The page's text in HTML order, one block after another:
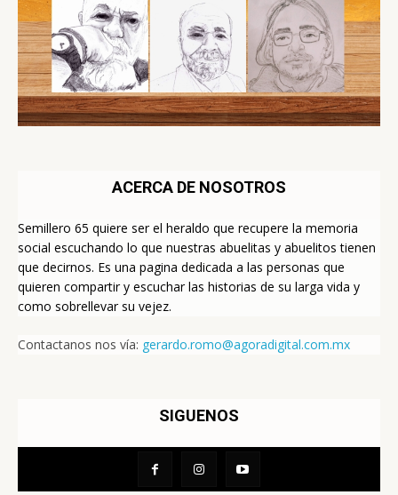
ACERCA DE NOSOTROS
Semillero 65 quiere ser el heraldo que recupere la memoria
social escuchando lo que nuestras abuelitas y abuelitos tienen
que decirnos. Es una pagina dedicada a las personas que
quieren compartir y escuchar las historias de su larga vida y
como sobrellevar su vejez.
Contactanos nos vía: gerardo.romo@agoradigital.com.mx
SIGUENOS